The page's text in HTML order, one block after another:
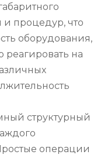
и процедур, что
оборудования,
реагировать на
структурный
операции